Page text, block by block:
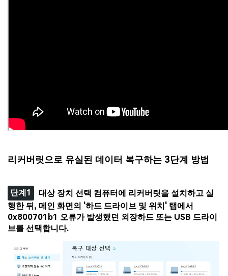
리커버릿으로 유실된 데이터 복구하는 3단계 방법
단계1
대상 장치 선택 컴퓨터에 리커버릿을 설치하고 실
행한 뒤, 메인 화면의 '하드 드라이브 및 위치' 탭에서
0x800701b1 오류가 발생했던 외장하드 또는 USB 드라이
브를 선택합니다.